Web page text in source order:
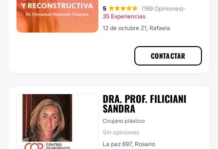
5 (169 Opiniones)·
35 Experiencias
12 de octubre 21, Rafaela
CONTACTAR
DRA. PROF. FILICIANI
SANDRA
Cirujano plástico
Sin opiniones
La paz 697, Rosario